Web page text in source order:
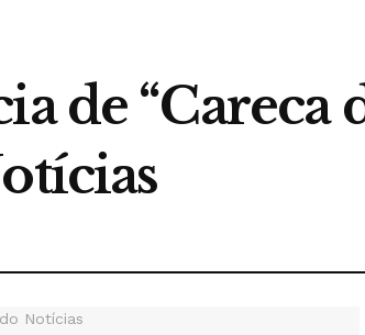
de “Careca